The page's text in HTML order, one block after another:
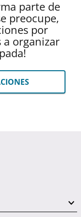
parte de
preocupe,
por
a organizar